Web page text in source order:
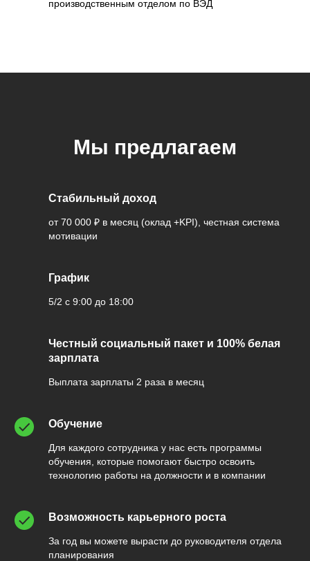
производственным отделом по ВЭД
Мы предлагаем
Стабильный доход
от 70 000 ₽ в месяц (оклад +KPI), честная система
мотивации
График
5/2 с 9:00 до 18:00
Честный социальный пакет и 100% белая
зарплата
Выплата зарплаты 2 раза в месяц
Обучение
Для каждого сотрудника у нас есть программы
обучения, которые помогают быстро освоить
технологию работы на должности и в компании
Возможность карьерного роста
За год вы можете вырасти до руководителя отдела
планирования